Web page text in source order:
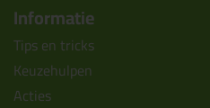
Informatie
Tips en tricks
Keuzehulpen
Acties